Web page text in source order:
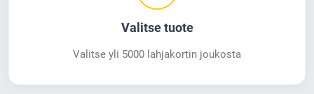
Valitse tuote
Valitse yli 5000 lahjakortin joukosta